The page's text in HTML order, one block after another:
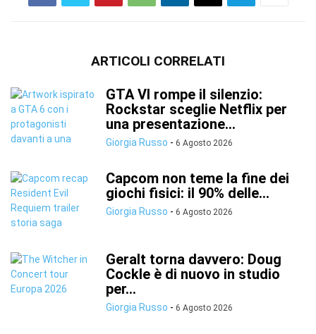
ARTICOLI CORRELATI
GTA VI rompe il silenzio:
Rockstar sceglie Netflix per
una presentazione...
Giorgia Russo - 6 Agosto 2026
Capcom non teme la fine dei
giochi fisici: il 90% delle...
Giorgia Russo - 6 Agosto 2026
Geralt torna davvero: Doug
Cockle è di nuovo in studio
per...
Giorgia Russo - 6 Agosto 2026